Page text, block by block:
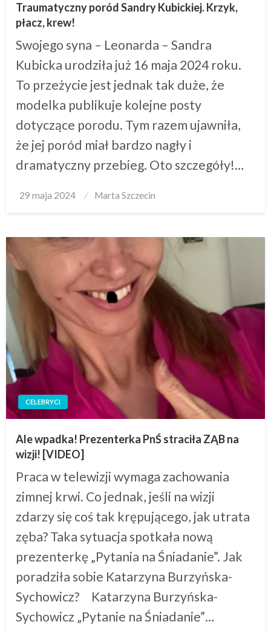
Traumatyczny poród Sandry Kubickiej. Krzyk,
płacz, krew!
Swojego syna – Leonarda – Sandra
Kubicka urodziła już 16 maja 2024 roku.
To przeżycie jest jednak tak duże, że
modelka publikuje kolejne posty
dotyczące porodu. Tym razem ujawniła,
że jej poród miał bardzo nagły i
dramatyczny przebieg. Oto szczegóły!…
Posted
29 maja 2024 Marta Szczecin
CELEBRYCI
Ale wpadka! Prezenterka PnŚ straciła ZĄB na
wizji! [VIDEO]
Praca w telewizji wymaga zachowania
zimnej krwi. Co jednak, jeśli na wizji
zdarzy się coś tak krępującego, jak utrata
zęba? Taka sytuacja spotkała nową
prezenterkę „Pytania na Śniadanie”. Jak
poradziła sobie Katarzyna Burzyńska-
Sychowicz? Katarzyna Burzyńska-
Sychowicz „Pytanie na Śniadanie”…